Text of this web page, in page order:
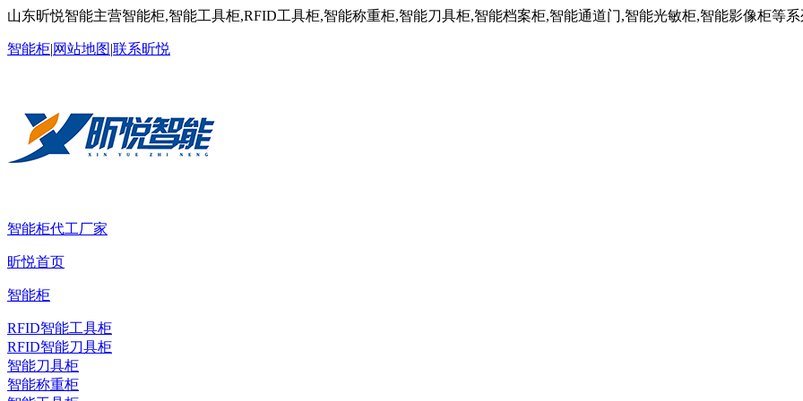
山东昕悦智能主营智能柜,智能工具柜,RFID工具柜,智能称重柜,智能刀具柜,智能档案柜,智能通道门,智能光敏柜,智能影像柜等
智能柜|网站地图|联系昕悦
智能柜代工厂家
昕悦首页
智能柜
RFID智能工具柜
RFID智能刀具柜
智能刀具柜
智能称重柜